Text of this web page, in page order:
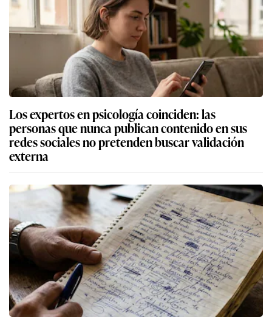
Los expertos en psicología coinciden: las
personas que nunca publican contenido en sus
redes sociales no pretenden buscar validación
externa